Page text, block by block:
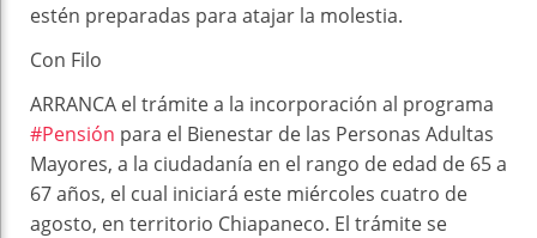
estén preparadas para atajar la molestia.
Con Filo
ARRANCA el trámite a la incorporación al programa
#Pensión para el Bienestar de las Personas Adultas
Mayores, a la ciudadanía en el rango de edad de 65 a
67 años, el cual iniciará este miércoles cuatro de
agosto, en territorio Chiapaneco. El trámite se